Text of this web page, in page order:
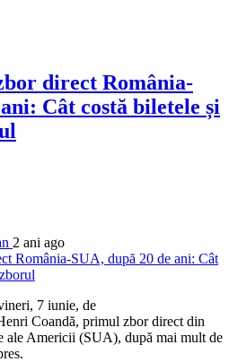
direct România-
Cât costă biletele și
2 ani ago
7 iunie, de
Coandă, primul zbor direct din
ale Americii (SUA), după mai mult de